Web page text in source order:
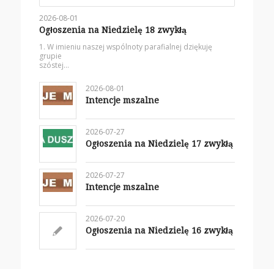
2026-08-01
Ogłoszenia na Niedzielę 18 zwykłą
1. W imieniu naszej wspólnoty parafialnej dziękuję
grupie
szóstej…
2026-08-01
Intencje mszalne
2026-07-27
Ogłoszenia na Niedzielę 17 zwykłą
2026-07-27
Intencje mszalne
2026-07-20
Ogłoszenia na Niedzielę 16 zwykłą